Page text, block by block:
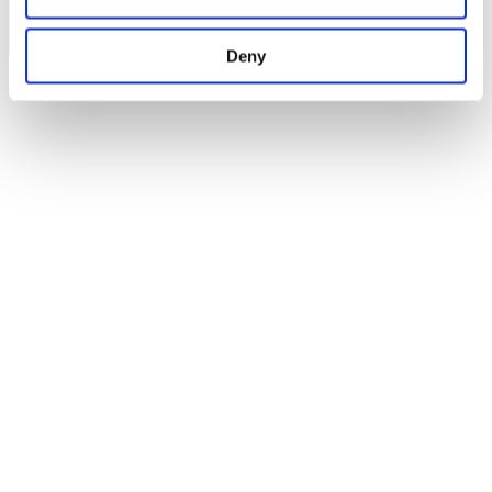
Deny
© Fria Företagare|Wapp Media AB